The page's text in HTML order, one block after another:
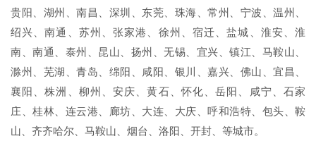
贵阳、湖州、南昌、深圳、东莞、珠海、常州、宁波、温州、
绍兴、南通、苏州、张家港、徐州、宿迁、盐城、淮安、淮
南、南通、泰州、昆山、扬州、无锡、宜兴、镇江、马鞍山、
滁州、芜湖、青岛、绵阳、咸阳、银川、嘉兴、佛山、宜昌、
襄阳、株洲、柳州、安庆、黄石、怀化、岳阳、咸宁、石家
庄、桂林、连云港、廊坊、大连、大庆、呼和浩特、包头、鞍
山、齐齐哈尔、马鞍山、烟台、洛阳、开封、等城市。